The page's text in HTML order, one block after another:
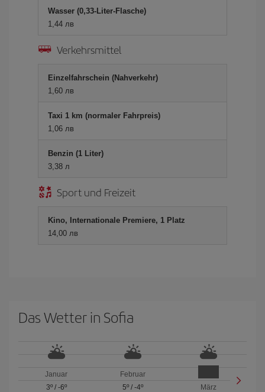
Wasser (0,33-Liter-Flasche)
1,44 лв
Verkehrsmittel
Einzelfahrschein (Nahverkehr)
1,60 лв
Taxi 1 km (normaler Fahrpreis)
1,06 лв
Benzin (1 Liter)
3,38 л
Sport und Freizeit
Kino, Internationale Premiere, 1 Platz
14,00 лв
Das Wetter in Sofia
Januar
3º/ -6º
Februar
5º/ -4º
März